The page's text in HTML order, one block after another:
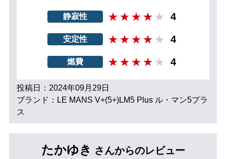
静寂性 4
安定性 4
燃費 4
投稿日：2024年09月29日
ブランド：LE MANS V+(5+)LM5 Plus ル・マン5プラ
ス
たかゆき さんからのレビュー